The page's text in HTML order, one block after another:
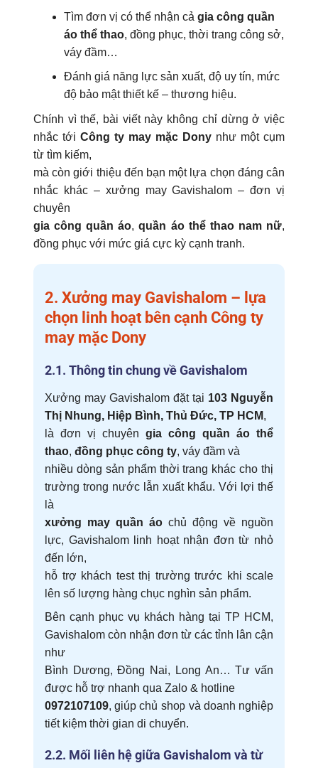
Tìm đơn vị có thể nhận cả gia công quần
áo thể thao, đồng phục, thời trang công sở,
váy đầm…
Đánh giá năng lực sản xuất, độ uy tín, mức
độ bảo mật thiết kế – thương hiệu.
Chính vì thế, bài viết này không chỉ dừng ở việc
nhắc tới Công ty may mặc Dony như một cụm
từ tìm kiếm,
mà còn giới thiệu đến bạn một lựa chọn đáng cân
nhắc khác – xưởng may Gavishalom – đơn vị
chuyên
gia công quần áo,quần áo thể thao nam nữ,
đồng phục với mức giá cực kỳ cạnh tranh.
2. Xưởng may Gavishalom – lựa
chọn linh hoạt bên cạnh Công ty
may mặc Dony
2.1. Thông tin chung về Gavishalom
Xưởng may Gavishalom đặt tại 103 Nguyễn
Thị Nhung, Hiệp Bình, Thủ Đức, TP HCM,
là đơn vị chuyên gia công quần áo thể
thao, đồng phục công ty, váy đầm và
nhiều dòng sản phẩm thời trang khác cho thị
trường trong nước lẫn xuất khẩu. Với lợi thế
là
xưởng may quần áo chủ động về nguồn
lực, Gavishalom linh hoạt nhận đơn từ nhỏ
đến lớn,
hỗ trợ khách test thị trường trước khi scale
lên số lượng hàng chục nghìn sản phẩm.
Bên cạnh phục vụ khách hàng tại TP HCM,
Gavishalom còn nhận đơn từ các tỉnh lân cận
như
Bình Dương, Đồng Nai, Long An… Tư vấn
được hỗ trợ nhanh qua Zalo & hotline
0972107109, giúp chủ shop và doanh nghiệp
tiết kiệm thời gian di chuyển.
2.2. Mối liên hệ giữa Gavishalom và từ